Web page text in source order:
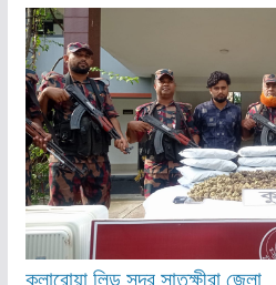
কলারোয়ালিডসদরসাতক্ষীরা জেলা